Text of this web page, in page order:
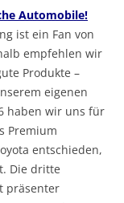
Automobile!
ist ein Fan von
empfehlen wir
Produkte –
eigenen
haben wir uns für
Premium
entschieden,
Die dritte
präsenter